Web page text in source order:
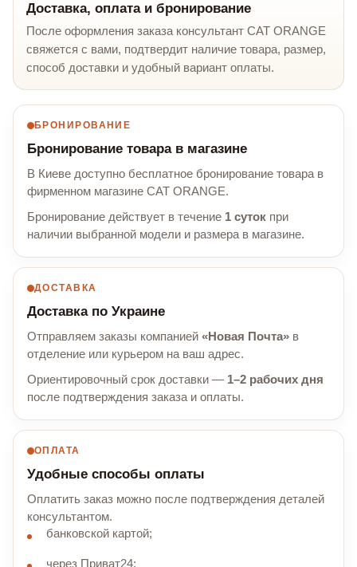
Доставка, оплата и бронирование
После оформления заказа консультант CAT ORANGE
свяжется с вами, подтвердит наличие товара, размер,
способ доставки и удобный вариант оплаты.
БРОНИРОВАНИЕ
Бронирование товара в магазине
В Киеве доступно бесплатное бронирование товара в
фирменном магазине CAT ORANGE.
Бронирование действует в течение 1 суток при
наличии выбранной модели и размера в магазине.
ДОСТАВКА
Доставка по Украине
Отправляем заказы компанией «Новая Почта» в
отделение или курьером на ваш адрес.
Ориентировочный срок доставки — 1–2 рабочих дня
после подтверждения заказа и оплаты.
ОПЛАТА
Удобные способы оплаты
Оплатить заказ можно после подтверждения деталей
консультантом.
банковской картой;
через Приват24;